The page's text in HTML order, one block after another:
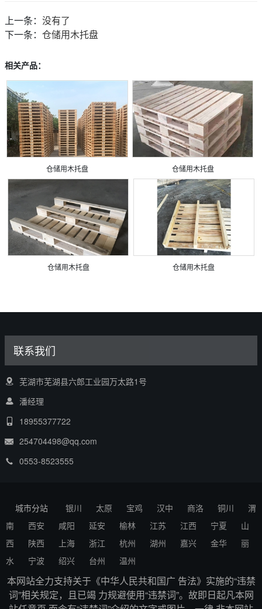
上一条： 没有了
下一条： 仓储用木托盘
相关产品：
仓储用木托盘 仓储用木托盘
仓储用木托盘 仓储用木托盘
联系我们
芜湖市芜湖县六郎工业园万太路1号
潘经理
18955377722
254704498@qq.com
0553-8523555
城市分站 银川 太原 宝鸡 汉中 商洛 铜川
渭
南
西安 咸阳 延安 榆林 江苏 江西 宁夏
山
西
陕西 上海 浙江 杭州 湖州 嘉兴 金华
丽
水
宁波 绍兴 台州 温州
本网站全力支持关于《中华人民共和国广 告法》实施的“违禁
词”相关规定，且已竭 力规避使用“违禁词”。故即日起凡本网